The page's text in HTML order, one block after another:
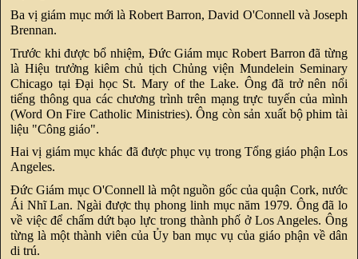
Ba vị giám mục mới là Robert Barron, David O'Connell và Joseph
Brennan.
Trước khi được bổ nhiệm, Đức Giám mục Robert Barron đã từng
là Hiệu trưởng kiêm chủ tịch Chủng viện Mundelein Seminary
Chicago tại Đại học St. Mary of the Lake. Ông đã trở nên nổi
tiếng thông qua các chương trình trên mạng trực tuyến của mình
(Word On Fire Catholic Ministries). Ông còn sản xuất bộ phim tài
liệu "Công giáo".
Hai vị giám mục khác đã được phục vụ trong Tổng giáo phận Los
Angeles.
Đức Giám mục O'Connell là một nguồn gốc của quận Cork, nước
Ái Nhĩ Lan. Ngài được thụ phong linh mục năm 1979. Ông đã lo
về việc để chấm dứt bạo lực trong thành phố ở Los Angeles. Ông
từng là một thành viên của Ủy ban mục vụ của giáo phận về dân
di trú.